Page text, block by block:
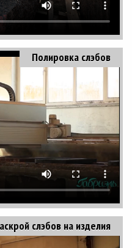
Полировка слэбов
слэбов на изделия